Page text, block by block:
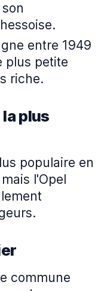
entre 1949
plus petite
riche.
plus
populaire en
l'Opel
commune